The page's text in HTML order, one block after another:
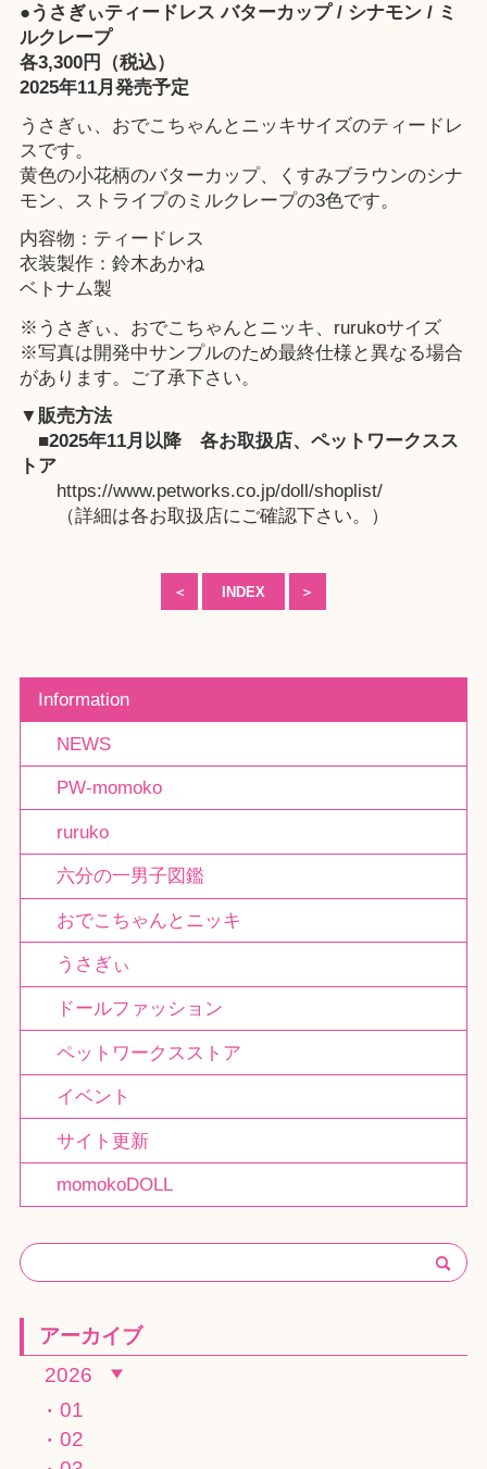
●うさぎぃティードレス バターカップ / シナモン / ミ
ルクレープ
各3,300円（税込）
2025年11月発売予定
うさぎぃ、おでこちゃんとニッキサイズのティードレ
スです。
黄色の小花柄のバターカップ、くすみブラウンのシナ
モン、ストライプのミルクレープの3色です。
内容物：ティードレス
衣装製作：鈴木あかね
ベトナム製
※うさぎぃ、おでこちゃんとニッキ、rurukoサイズ
※写真は開発中サンプルのため最終仕様と異なる場合
があります。ご了承下さい。
▼販売方法
■2025年11月以降 各お取扱店、 ペットワークスス
トア
https://www.petworks.co.jp/doll/shoplist/
（詳細は各お取扱店にご確認下さい。）
＜ INDEX ＞
Information
NEWS
PW-momoko
ruruko
六分の一男子図鑑
おでこちゃんとニッキ
うさぎぃ
ドールファッション
ペットワークスストア
イベント
サイト更新
momokoDOLL
アーカイブ
2026
01
02